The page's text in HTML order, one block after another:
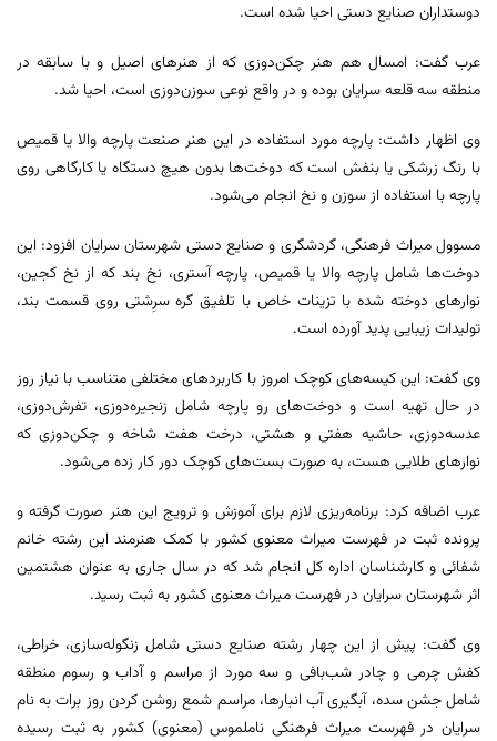
دوستداران صنایع دستی احیا شده است.
عرب گفت: امسال هم هنر چکن‌دوزی که از هنرهای اصیل و با سابقه در
منطقه سه قلعه سرایان بوده و در واقع نوعی سوزن‌دوزی است، احیا شد.
وی اظهار داشت: پارچه مورد استفاده در این هنر صنعت پارچه والا یا قمیص
با رنگ زرشکی یا بنفش است که دوخت‌ها بدون هیچ دستگاه یا کارگاهی روی
پارچه با استفاده از سوزن و نخ انجام می‌شود.
مسوول میراث فرهنگی، گردشگری و صنایع دستی شهرستان سرایان افزود: این
دوخت‌ها شامل پارچه والا یا قمیص، پارچه آستری، نخ بند که از نخ کجین،
نوارهای دوخته شده با تزینات خاص با تلفیق گره سرِشتی روی قسمت بند،
تولیدات زیبایی پدید آورده است.
وی گفت: این کیسه‌های کوچک امروز با کاربردهای مختلفی متناسب با نیاز روز
در حال تهیه است و دوخت‌های رو پارچه شامل زنجیره‌دوزی، تفرش‌دوزی،
عدسه‌دوزی، حاشیه هفتی و هشتی، درخت هفت شاخه و چکن‌دوزی که
نوارهای طلایی هست، به صورت بست‌های کوچک دور کار زده می‌شود.
عرب اضافه کرد: برنامه‌ریزی لازم برای آموزش و ترویج این هنر صورت گرفته و
پرونده ثبت در فهرست میراث معنوی کشور با کمک هنرمند این رشته خانم
شفائی و کارشناسان اداره کل انجام شد که در سال جاری به عنوان هشتمین
اثر شهرستان سرایان در فهرست میراث معنوی کشور به ثبت رسید.
وی گفت: پیش از این چهار رشته صنایع دستی شامل زنگوله‌سازی، خراطی،
کفش چرمی و چادر شب‌بافی و سه مورد از مراسم و آداب و رسوم منطقه
شامل جشن سده، آبگیری آب انبارها، مراسم شمع روشن کردن روز برات به نام
سرایان در فهرست میراث فرهنگی ناملموس (معنوی) کشور به ثبت رسیده